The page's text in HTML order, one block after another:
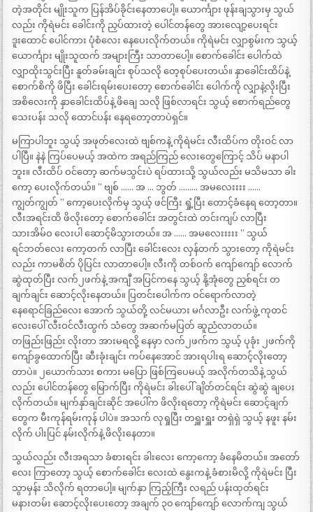
တဲ့အတိုင်း မျိုးသူက ပြန်အိပ်ခိုင်းနေတာပေါ့။ ယောင်္ကျား ဖုန်းချသွားမှ သွယ်
လည်း ကိုရဲမင်း ခေါင်းကို ညှပ်ထားတဲ့ ပေါင်တန်တွေ အားလျော့ပေးရင်း
ဒူးထောင် ပေါင်ကား ပုံစံလေး နေပေးလိုက်တယ်။ ကိုရဲမင်း လျှာစွမ်းက သွယ့်
ယောင်္ကျား မျိုးသူထက် အများကြီး သာတာပေါ့။ စောက်ခေါင်း ပေါက်ထဲ
လျှာထိုးသွင်းပြီး နူတ်ခမ်းချင်း စုပ်သလို တေ့စုပ်ပေးတယ်။ နှာခေါင်းထိပ်နဲ့
စောက်စိကို ဖိပြီး ခေါင်းရမ်းပေးတော့ စောက်ခေါင်း ပေါက်ကို လျှာနဲ့လိုးပြီး
အစိလေးကို နှာခေါင်းထိပ်နဲ့ ဖိချေ သလို ဖြစ်လာရင်း သွယ့် စောက်ရည်တွေ
သေးပန်း သလို ထောင်ပန်း နေရတော့တာပဲရှင်။
မကြာပါဘူး သွယ့် အဖုတ်လေးထဲ ဗျစ်ကနဲ့ ကိုရဲမင်း လီးထိပ်က တိုးဝင် လာ
ပါပြီ။ နဲနဲ ကြပ်ပေမယ့် အထဲက အရည်ကြည် လေးတွေကြောင့် သိပ် မနာပါ
ဘူး။ လီးထိပ် ဝင်တော့ ဆက်မသွင်းပဲ ရပ်ထားသို့ သွယ်လည်း မသိမသာ ခါး
ကော့ ပေးလိုက်တယ်။ ” ဗျစ် …… အ … ဘွတ် ……… အမလေးးးး ……
ကျွတ်ကျွတ် ” ကော့ပေးလိုက်မှ သွယ့် ဖင်ကြီး ရှုံ့ပြီး တောင့်ခံနေရ တော့တာ။
လီးအရင်းထိ ဖိလိုးတော့ စောက်ခေါင်း အတွင်းထဲ တင်းကျပ် လာပြီး
သားအိမ်ဝ လေးပါ ဆောင့်မိသွားတယ်။ အ …… အမလေးးးးး ” သွယ်
ရင်ဘတ်လေး ကော့တက် လာပြီး ခေါင်းလေး လှန်တက် သွားတော့ ကိုရဲမင်း
လည်း ကာမစိတ် ပိုပြင်း လာတာပေါ့။ လီးကို တစ်ဝက် ကျော်ကျော် လောက်
ဆွဲထုတ်ပြီး လက်၂ဖက်နဲ့ အကျီ အပြင်ကနေ သွယ့် နို့အုံတွေ ညှစ်ရင်း တ
ချက်ချင်း ဆောင့်လိုးနေတယ်။ ပြတင်းပေါက်က ဝင်ရောက်လာတဲ့
နေရောင်ခြည်လေး အောက် သွယ်တို့ လင်မယား မင်္ဂလာဦး လက်ဖွဲ့ ကုတင်
လေးပေါ် လီးဝင်လီးထွက် သံတွေ အဆက်မပြတ် ဆူညံလာတယ်။
တဖြည်းဖြည်း လိုးတာ အားမရလို့ နေမှာ လက်၂ဖက်က သွယ့် ပုခုံး ၂ဖက်ကို
ကျော်ခွထောက်ပြီး ဆီးခုံးချင်း ကပ်နေအောင် အားရပါးရ ဆောင့်လိုးတော့
တာပဲ။ ၂ယောက်သား စကား မပြော ဖြစ်ကြပေမယ့် အလိုက်တသိနဲ့ သွယ်
လည်း ပေါင်တန်တွေ မြောက်ပြီး ကိုရဲမင်း ခါးပေါ် ချိတ်တင်ရင်း ဆွဲဆွဲ ချပေး
လိုက်တယ်။ မျက်နှာ်ချင်းဆိုင် အပေါ်က ဖိလိုးရတော့ ကိုရဲမင်း ဆောင့်ချက်
တွေက မီးကုန်ရမ်းကုန် ပါပဲ။ အသက် လုရှုပြီး တရှူးရှူး တရှဲရှဲ သွယ့် နဖူး နမ်း
လိုက် ပါးပြင် နမ်းလိုက်နဲ့ ဖိလိုးနေတာ။
သွယ်လည်း လီးအရသာ ခံစားရင်း ခါးလေး ကော့ကော့ ခံနေမိတယ်။ အတော်
လေး ကြာတော့ သွယ့် စောက်ခေါင်း လေးထဲ နွေးကနဲ့ ခံစားမိလို့ ကိုရဲမင်း ပြီး
သွာမှန်း သိလိုက် ရတာပေါ့။ မျက်နှာ ကြည့်ကြီး လရည် ပန်းထုတ်ရင်း
မနားတမ်း ဆောင့်လိုးပေးတော့ အချက် ၃၀ ကျော်ကျော် လောက်ကျ သွယ်